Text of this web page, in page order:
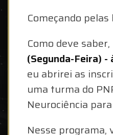
Começando
Como deve
(Segunda-Feira)
eu abrirei as
uma turma do
Neurociência
Nesse programa,